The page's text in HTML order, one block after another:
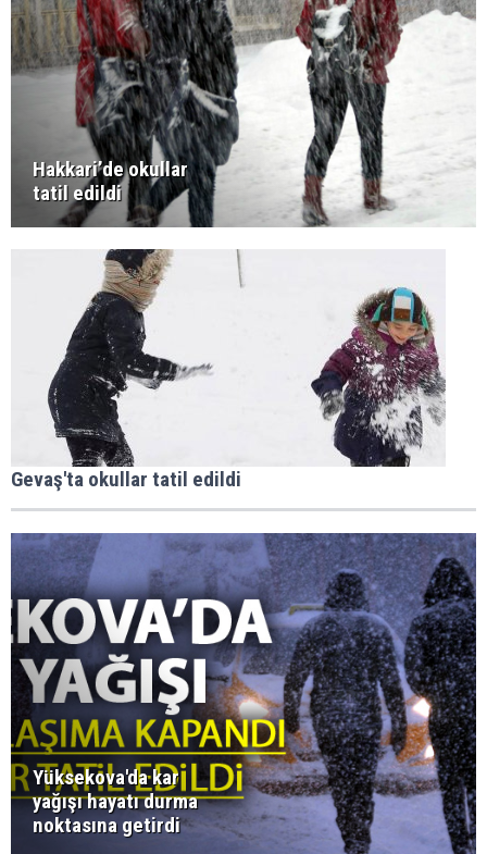
Hakkari’de okullar
tatil edildi
Gevaş'ta okullar tatil edildi
Yüksekova'da kar
yağışı hayatı durma
noktasına getirdi